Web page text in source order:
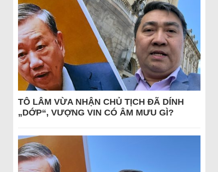
TÔ LÂM VỪA NHẬN CHỦ TỊCH ĐÃ DÍNH
„DỚP“, VƯỢNG VIN CÓ ÂM MƯU GÌ?